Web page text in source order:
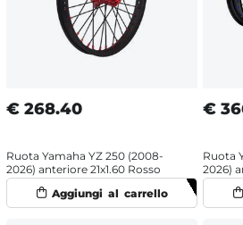
€ 268.40
Ruota Yamaha YZ 250 (2008-
2026) anteriore 21x1.60 Rosso
€
Ruota
2026)